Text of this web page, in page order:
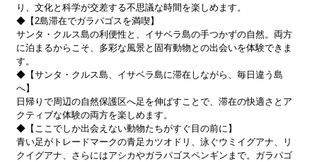
り、文化と科学が交差する不思議な時間を楽しめます。
◆【2島滞在でガラパゴスを満喫】
サンタ・クルス島の利便性と、イサベラ島の手つかずの自然。両方
に泊まるからこそ、多彩な風景と固有動物との出会いを体験できま
す。
◆【サンタ・クルス島、イサベラ島に滞在しながら、毎日違う島
へ】
日帰りで周辺の自然保護区へ足を伸ばすことで、滞在の快適さとア
クティブな体験の両方を楽しめます。
◆【ここでしか出会えない動物たちがすぐ目の前に】
青い足がトレードマークの青足カツオドリ、泳ぐウミイグアナ、リ
クイグアナ、さらにはアシカやガラパゴスペンギンまで。ガラパゴ